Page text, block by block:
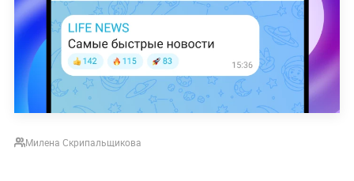
Милена Скрипальщикова